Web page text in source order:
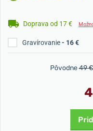
Doprava od 17 €
Gravírovanie- 16 €
Pôvodne49 €